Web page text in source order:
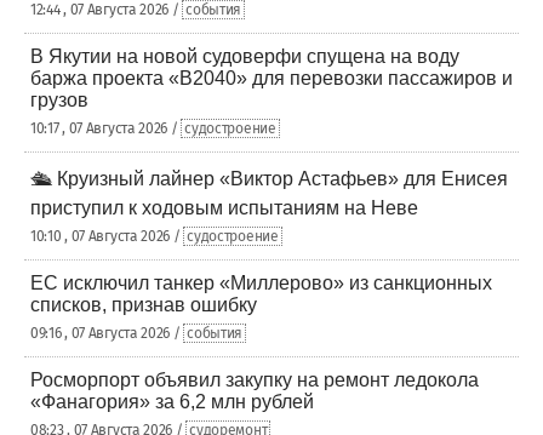
12:44 , 07 Августа 2026 / события
В Якутии на новой судоверфи спущена на воду
баржа проекта «В2040» для перевозки пассажиров и
грузов
10:17 , 07 Августа 2026 / судостроение
🛳️ Круизный лайнер «Виктор Астафьев» для Енисея
приступил к ходовым испытаниям на Неве
10:10 , 07 Августа 2026 / судостроение
ЕС исключил танкер «Миллерово» из санкционных
списков, признав ошибку
09:16 , 07 Августа 2026 / события
Росморпорт объявил закупку на ремонт ледокола
«Фанагория» за 6,2 млн рублей
08:23 , 07 Августа 2026 / судоремонт